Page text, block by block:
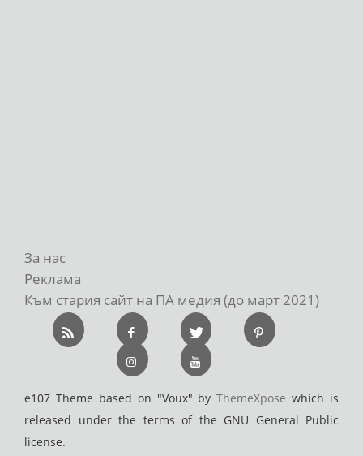
За нас
Реклама
Към стария сайт на ПА медия (до март 2021)
e107 Theme based on "Voux" byThemeXpose which is
released under the terms of the GNU General Public
license.